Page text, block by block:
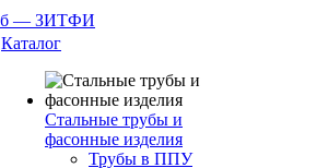
Каталог
Стальные трубы и
фасонные изделия
Трубы в ППУ